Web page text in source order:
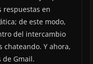
respuestas en
de este modo,
del intercambio
chateando. Y ahora,
Gmail.